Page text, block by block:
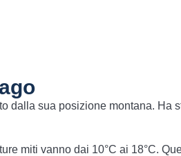
dalla sua posizione montana. Ha
miti vanno dai 10°C ai 18°C.